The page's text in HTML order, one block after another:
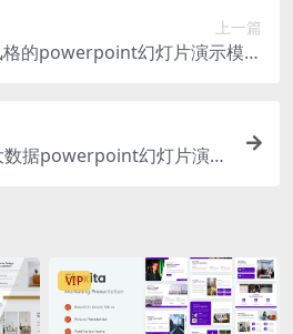
上一篇
的powerpoint幻灯片演示模板
数据powerpoint幻灯片演示
VIP